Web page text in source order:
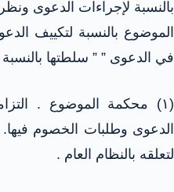
بالنسبة لإجراءات الدعوى
الموضوع بالنسبة لتكييف
في الدعوى ” ” سلطتها
(١) محكمة الموضوع .
الدعوى وطلبات الخصوم
لتعلقه بالنظام العام .